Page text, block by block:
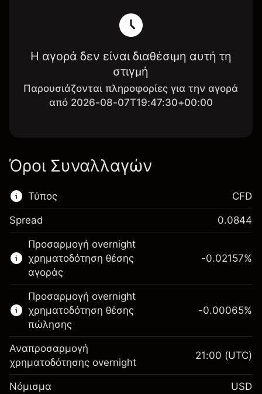
Η αγορά δεν είναι διαθέσιμη αυτή τη
στιγμή
Παρουσιάζονται πληροφορίες για την αγορά
από 2026-08-07T19:47:30+00:00
Όροι Συναλλαγών
Τύπος
Αυτή η χρηματοπιστωτική αγορά είναι
διαθέσιμη για διαπραγμάτευση CFD.
Μάθετε περισσότερα σχετικά με:
CFDs
CFD
Spread 0.0844
Προσαρμογή overnight
χρηματοδότηση θέσης
αγοράς
Περιθώριο. Η επένδυσή
σας
$1,000.00
-0.02157%
Προσαρμογή overnight
χρηματοδότηση θέσης
πώλησης
-0.00065%
Αναπροσαρμογή
χρηματοδότησης overnight
21:00 (UTC)
Νόμισμα USD